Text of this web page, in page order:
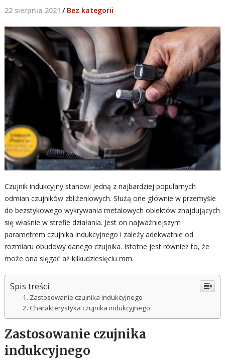
22 sierpnia 2021 / Bez kategorii
Czujnik indukcyjny stanowi jedną z najbardziej popularnych
odmian czujników zbliżeniowych. Służą one głównie w przemyśle
do bezstykowego wykrywania metalowych obiektów znajdujących
się właśnie w strefie działania. Jest on najważniejszym
parametrem czujnika indukcyjnego i zależy adekwatnie od
rozmiaru obudowy danego czujnika. Istotne jest również to, że
może ona sięgać aż kilkudziesięciu mm.
Spis treści
Zastosowanie czujnika indukcyjnego
Charakterystyka czujnika indukcyjnego
Zastosowanie czujnika
indukcyjnego